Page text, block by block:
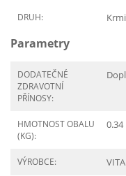
DRUH:
Parametry
DODATEČNÉ
ZDRAVOTNÍ
PŘÍNOSY:
HMOTNOST OBALU
(KG):
0.34
VÝROBCE: